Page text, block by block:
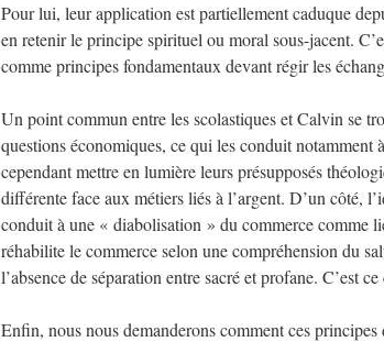
Pour lui, leur application est partiellement caduque
en retenir le principe spirituel ou moral sous-jacent.
comme principes fondamentaux devant régir les
Un point commun entre les scolastiques et Calvin se
questions économiques, ce qui les conduit
cependant mettre en lumière leurs présupposés
différente face aux métiers liés à l’argent. D’un côté,
conduit à une « diabolisation » du commerce comme
réhabilite le commerce selon une compréhension du
l’absence de séparation entre sacré et profane. C’est
Enfin, nous nous demanderons comment ces